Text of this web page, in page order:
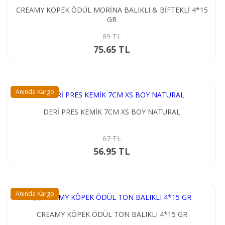
CREAMY KÖPEK ÖDÜL MORİNA BALIKLI & BİFTEKLİ 4*15
GR
89 TL
75.65 TL
DERİ PRES KEMİK 7CM XS BOY NATURAL
67 TL
56.95 TL
Anında Kargo
CREAMY KÖPEK ÖDÜL TON BALIKLI 4*15 GR
Anında Kargo